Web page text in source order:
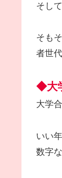
そし
そも
者世
◆大
大学
いい
数字